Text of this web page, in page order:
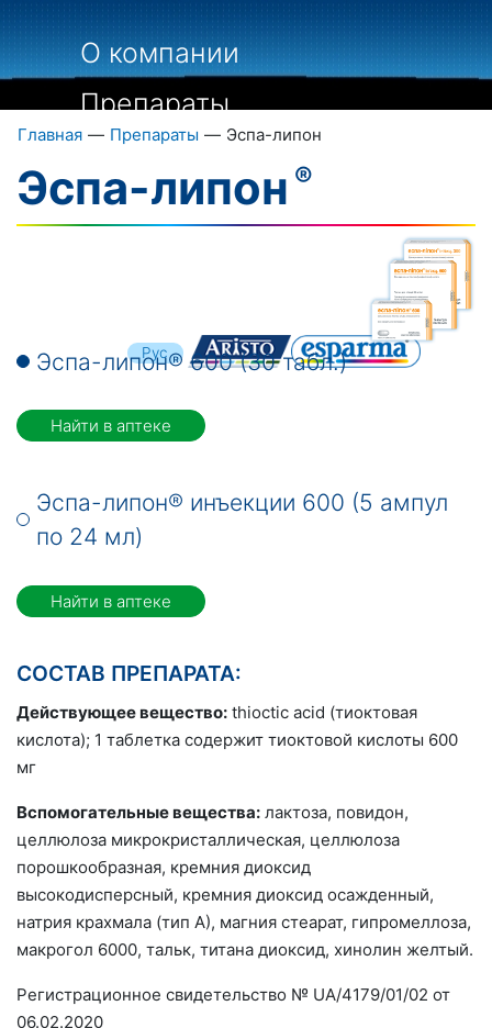
О компании
Препараты
Пациентам
Специалистам
Рус
Eng
Главная — Препараты — Эспа-липон
Эспа-липон
Эспа-липон® 600 (30 табл.)
Найти в аптеке
Эспа-липон® инъекции 600 (5 ампул
по 24 мл)
Найти в аптеке
СОСТАВ ПРЕПАРАТА:
Действующее вещество: thioctic acid (тиоктовая
кислота); 1 таблетка содержит тиоктовой кислоты 600
мг
Вспомогательные вещества: лактоза, повидон,
целлюлоза микрокристаллическая, целлюлоза
порошкообразная, кремния диоксид
высокодисперсный, кремния диоксид осажденный,
натрия крахмала (тип А), магния стеарат, гипромеллоза,
макрогол 6000, тальк, титана диоксид, хинолин желтый.
Регистрационное cвидетельство № UA/4179/01/02 от
06.02.2020